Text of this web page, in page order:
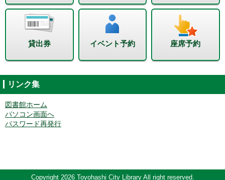
貸出券 イベント予約 座席予約
リンク集
図書館ホーム
パソコン画面へ
パスワード再発行
Copyright 2026 Toyohashi City Library All right reserved.